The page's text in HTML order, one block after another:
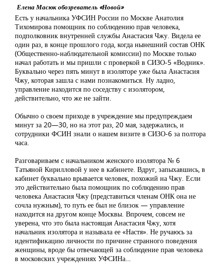
Елена Масюк обозреватель «Новой»
Есть у начальника УФСИН России по Москве Анатолия
Тихомирова помощник по соблюдению прав человека,
подполковник внутренней службы Анастасия Чжу. Видела ее
один раз, в конце прошлого года, когда нынешний состав ОНК
(Общественно-наблюдательной комиссии) по Москве только
начал работать и мы пришли с проверкой в СИЗО-5 «Водник».
Буквально через пять минут в изоляторе уже была Анастасия
Чжу, которая зашла с нами познакомиться. Ну ладно,
управление находится по соседству с изолятором,
действительно, что же не зайти.
Обычно о своем приходе в учреждение мы предупреждаем
минут за 20—30, но на этот раз, 20 мая, задержались, и
сотрудники ФСИН знали о нашем визите в СИЗО-6 за полтора
часа.
Разговариваем с начальником женского изолятора № 6
Татьяной Кирилловой у нее в кабинете. Вдруг, запыхавшись, в
кабинет буквально врывается человек, похожий на Чжу. Если
это действительно была помощник по соблюдению прав
человека Анастасия Чжу (представиться членам ОНК она не
сочла нужным), то путь ее был не близок — управление
находится на другом конце Москвы. Впрочем, совсем не
уверена, что это была настоящая Анастасия Чжу, хотя
начальник изолятора и называла ее «Настя». Не ручаюсь за
идентификацию личности по причине странного поведения
женщины, вроде бы отвечающей за соблюдение прав человека
в московских учреждениях УФСИНа…